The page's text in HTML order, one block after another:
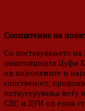
Соопштение на
Со поставувањето на
пиштолџијата Цуфи
од најгоелмите и
сопственост,
поткусурувања меѓу
СДС и ДУИ од една